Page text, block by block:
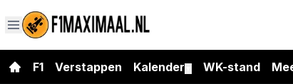
F1 Verstappen Kalender WK-stand